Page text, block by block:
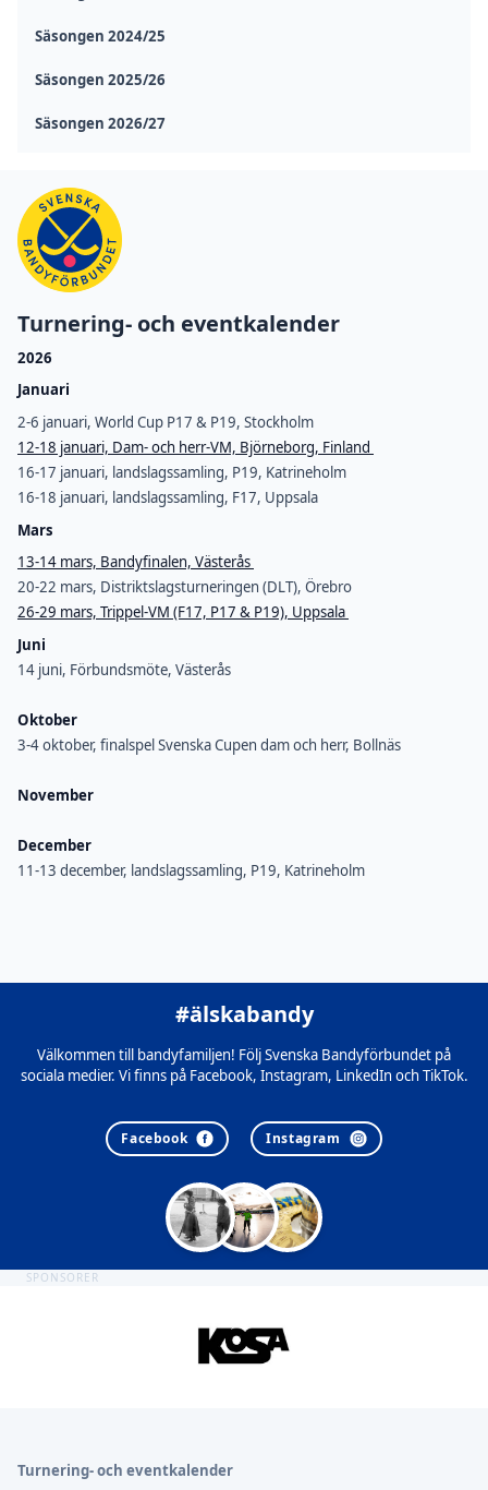
Säsongen 2024/25
Säsongen 2025/26
Säsongen 2026/27
Turnering- och eventkalender
2026
Januari
2-6 januari, World Cup P17 & P19, Stockholm
12-18 januari, Dam- och herr-VM, Björneborg, Finland
16-17 januari, landslagssamling, P19, Katrineholm
16-18 januari, landslagssamling, F17, Uppsala
Mars
13-14 mars, Bandyfinalen, Västerås
20-22 mars, Distriktslagsturneringen (DLT), Örebro
26-29 mars, Trippel-VM (F17, P17 & P19), Uppsala
Juni
14 juni, Förbundsmöte, Västerås
Oktober
3-4 oktober, finalspel Svenska Cupen dam och herr, Bollnäs
November
December
11-13 december, landslagssamling, P19, Katrineholm
#älskabandy
Välkommen till bandyfamiljen! Följ Svenska Bandyförbundet på
sociala medier. Vi finns på Facebook, Instagram, LinkedIn och TikTok.
Facebook Instagram
SPONSORER
Turnering- och eventkalender